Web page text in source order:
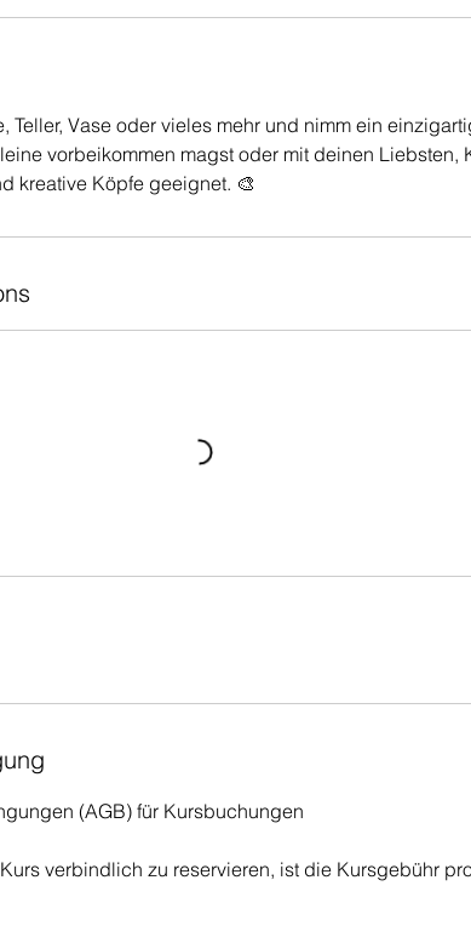
Teller, Vase oder vieles mehr und nimm ein
vorbeikommen magst oder mit deinen Liebsten,
kreative Köpfe geeignet. 🎨
(AGB) für Kursbuchungen
verbindlich zu reservieren, ist die Kursgebühr